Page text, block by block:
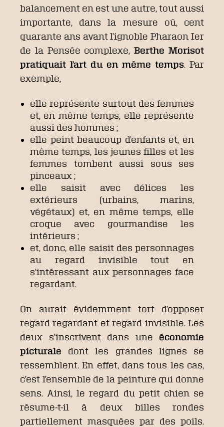
balancement en est une autre, tout aussi
importante, dans la mesure où, cent
quarante ans avant l’ignoble Pharaon Ier
de la Pensée complexe,Berthe Morisot
pratiquait l’art du en même temps. Par
exemple,
elle représente surtout des femmes
et, en même temps, elle représente
aussi des hommes ;
elle peint beaucoup d’enfants et, en
même temps, les jeunes filles et les
femmes tombent aussi sous ses
pinceaux ;
elle saisit avec délices les
extérieurs (urbains, marins,
végétaux) et, en même temps, elle
croque avec gourmandise les
intérieurs ;
et, donc, elle saisit des personnages
au regard invisible tout en
s’intéressant aux personnages face
regardant.
On aurait évidemment tort d’opposer
regard regardant et regard invisible. Les
deux s’inscrivent dans une économie
picturale dont les grandes lignes se
ressemblent. En effet, dans tous les cas,
c’est l’ensemble de la peinture qui donne
sens. Ainsi, le regard du petit chien se
résume-t-il à deux billes rondes
partiellement masquées par des poils.